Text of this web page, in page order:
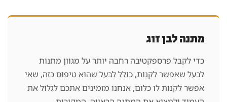
מתנה לבן זוג
כדי לקבל פרספקטיבה רחבה יותר על מגוון מתנות
לבעל שאפשר לקנות, כולל לבעל שהוא טיפוס כזה, שאי
אפשר לקנות לו כלום, אנחנו מזמינים אתכם לגלול את